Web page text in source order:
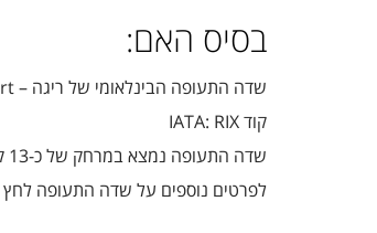
בסיס האם:
שדה התעופה הבינלאומי של ריגה – Riga International Airport
קוד IATA: RIX
שדה התעופה נמצא במרחק של כ-13 ק"מ ממערב לעיר ריגה והוא נחשב לנמל המסחרי הראשי של לטביה והגדול ביותר בה ובמדינות הבלטיות.
לפרטים נוספים על שדה התעופה לחץ